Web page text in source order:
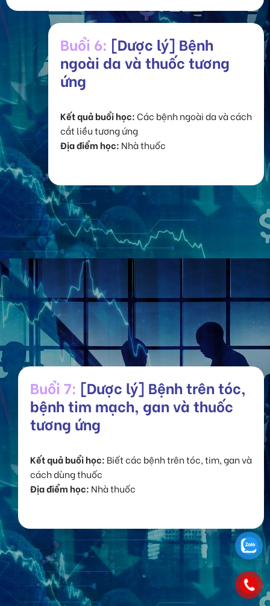
Buổi 6: [Dược lý] Bệnh
ngoài da và thuốc tương
ứng
Kết quả buổi học:Các bệnh ngoài da và cách
cắt liều tương ứng
Địa điểm học: Nhà thuốc
Buổi 7: [Dược lý] Bệnh trên tóc,
bệnh tim mạch, gan và thuốc
tương ứng
Kết quả buổi học: Biết các bệnh trên tóc, tim, gan và
cách dùng thuốc
Địa điểm học: Nhà thuốc